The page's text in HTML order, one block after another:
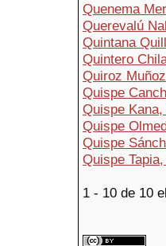
Quenema
Querevalú
Quintana
Quintero
Quiroz
Quispe
Quispe
Quispe
Quispe
Quispe
1 - 10 de 10